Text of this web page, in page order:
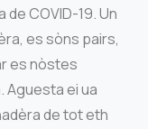
COVID-19. Un
es sòns pairs,
es nòstes
ei ua
de tot eth